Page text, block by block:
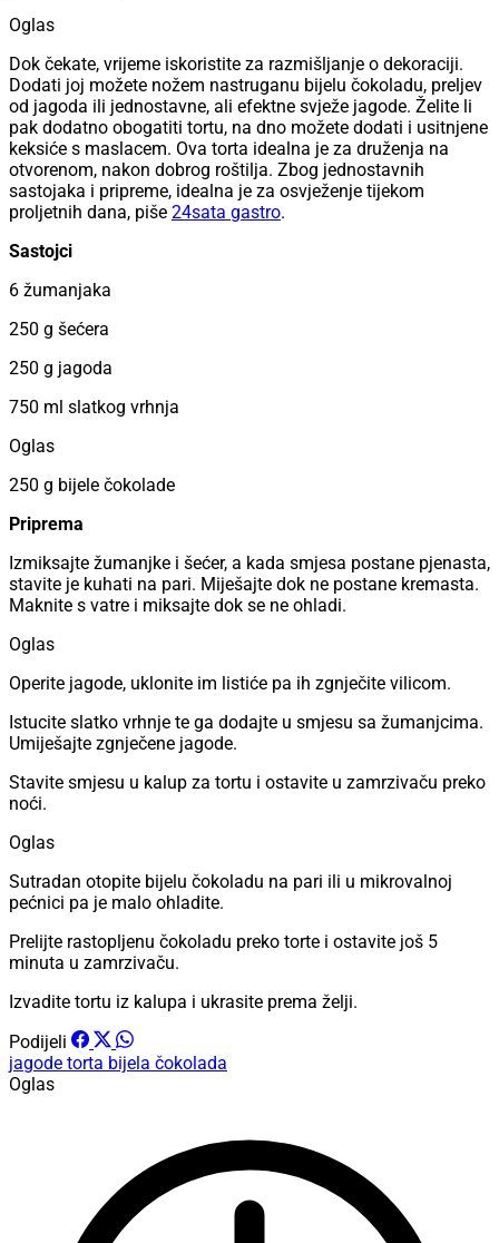
Oglas
Dok čekate, vrijeme iskoristite za razmišljanje o dekoraciji.
Dodati joj možete nožem nastruganu bijelu čokoladu, preljev
od jagoda ili jednostavne, ali efektne svježe jagode. Želite li
pak dodatno obogatiti tortu, na dno možete dodati i usitnjene
keksiće s maslacem. Ova torta idealna je za druženja na
otvorenom, nakon dobrog roštilja. Zbog jednostavnih
sastojaka i pripreme, idealna je za osvježenje tijekom
proljetnih dana, piše 24sata gastro.
Sastojci
6 žumanjaka
250 g šećera
250 g jagoda
750 ml slatkog vrhnja
Oglas
250 g bijele čokolade
Priprema
Izmiksajte žumanjke i šećer, a kada smjesa postane pjenasta,
stavite je kuhati na pari. Miješajte dok ne postane kremasta.
Maknite s vatre i miksajte dok se ne ohladi.
Oglas
Operite jagode, uklonite im listiće pa ih zgnječite vilicom.
Istucite slatko vrhnje te ga dodajte u smjesu sa žumanjcima.
Umiješajte zgnječene jagode.
Stavite smjesu u kalup za tortu i ostavite u zamrzivaču preko
noći.
Oglas
Sutradan otopite bijelu čokoladu na pari ili u mikrovalnoj
pećnici pa je malo ohladite.
Prelijte rastopljenu čokoladu preko torte i ostavite još 5
minuta u zamrzivaču.
Izvadite tortu iz kalupa i ukrasite prema želji.
Podijeli
jagode torta bijela čokolada
Oglas